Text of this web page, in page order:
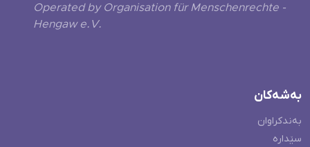
Operated by Organisation für Menschenrechte -
Hengaw e.V.
بەشەکان
بەندکراوان
سێدارە